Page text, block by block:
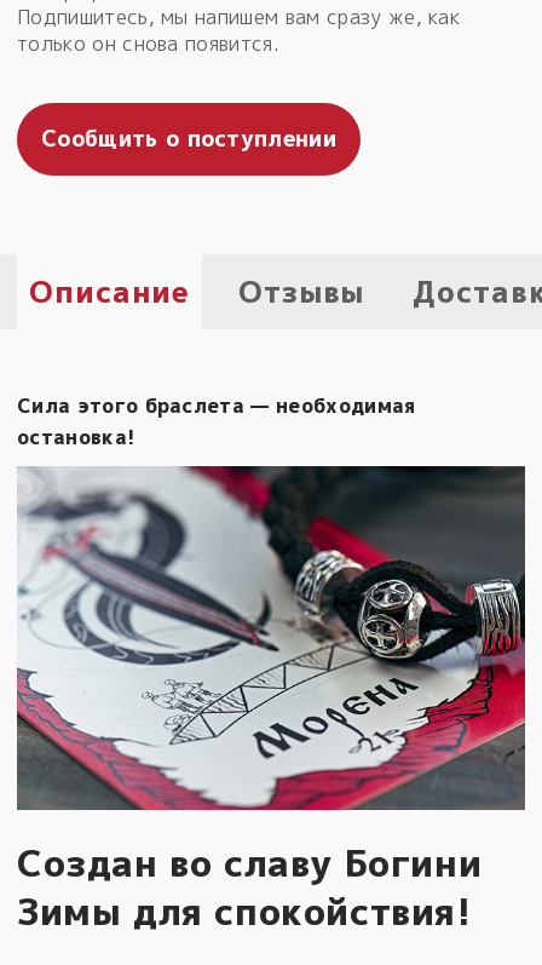
Пыльный сундучок
Товары со скидкой
Безоплатная доставка
на заказ от 4 тыс. руб. со скидкой
к заказу от 3 тыс. руб.
Подпишитесь, мы напишем вам сразу же, как
только он снова появится.
Сообщить о поступлении
Описание Отзывы
Сила этого браслета — необходимая
остановка!
Создан во славу Богини
Зимы для спокойствия!